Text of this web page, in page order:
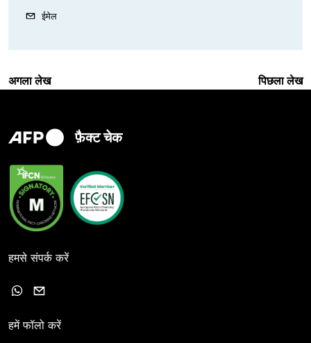
ईमेल
अगला लेख पिछला लेख
फ़ैक्ट चेक
हमसे संपर्क करें
हमें फॉलो करें